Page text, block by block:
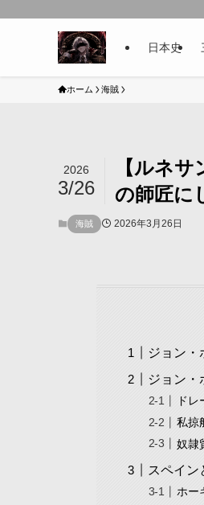
日本史
ホーム 海賊
【ルネ
の師匠に
2026
3/26
海賊 2026年3月26日
ジョン・
ジョン・
ド
私掠
奴隷
スペイン
ホー